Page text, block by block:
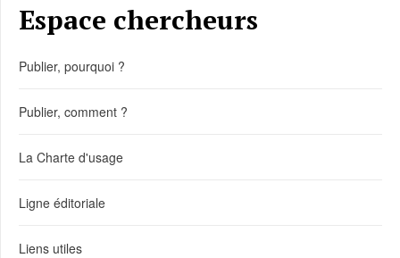
Espace chercheurs
Publier, pourquoi ?
Publier, comment ?
La Charte d'usage
Ligne éditoriale
Liens utiles